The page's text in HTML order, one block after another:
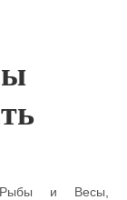
и Весы,